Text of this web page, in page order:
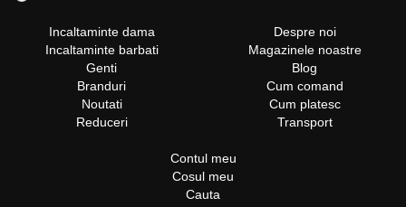
Incaltaminte dama
Incaltaminte barbati
Genti
Branduri
Noutati
Reduceri
Despre noi
Magazinele noastre
Blog
Cum comand
Cum platesc
Transport
Contul meu
Cosul meu
Cauta